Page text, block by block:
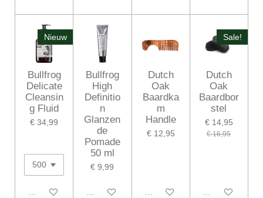
Nieuw
Bullfrog
Delicate
Cleansin
g Fluid
€ 34,99
In winkelwagen
Bullfrog
High
Definitio
n
Glanzen
de
Pomade
50 ml
€ 9,99
In winkelwagen
Dutch
Oak
Baardka
m
Handle
€ 12,95
In winkelwagen
Sale!
Dutch
Oak
Baardbor
stel
€ 14,95
€ 16,95
In winkelwagen